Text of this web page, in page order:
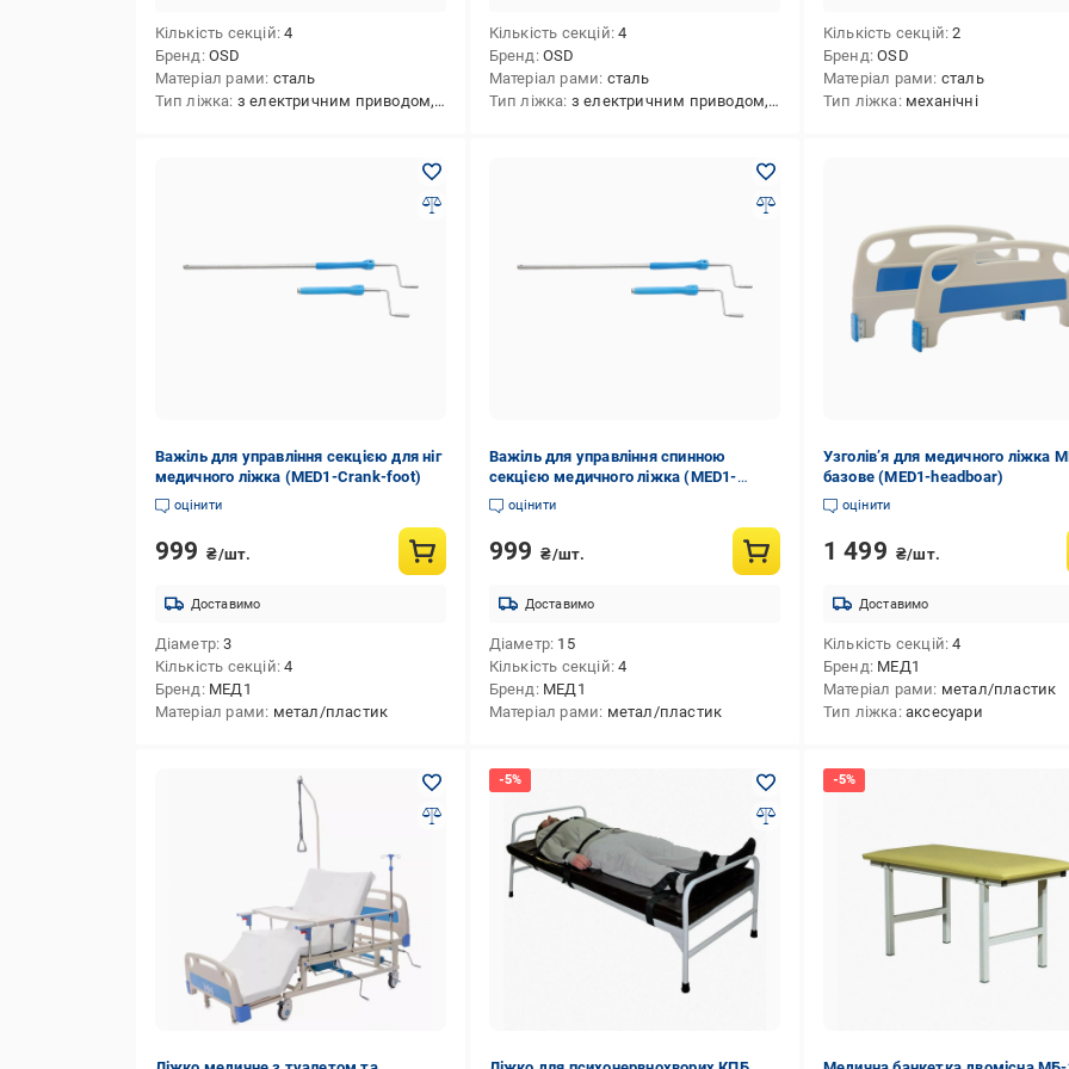
Кількість секцій 4
Бренд OSD
Матеріал рами сталь
Тип ліжка з електричним приводом,функціональні
Кількість секцій 4
Бренд OSD
Матеріал рами сталь
Тип ліжка з електричним приводом,функціональні
Кількість секцій 2
Бренд OSD
Матеріал рами сталь
Тип ліжка механічні
Важіль для управління секцією для ніг
медичного ліжка (MED1-Crank-foot)
оцінити
999 ₴/шт.
Доставимо
Діаметр 3
Кількість секцій 4
Бренд МЕД1
Матеріал рами метал/пластик
Важіль для управління спинною
секцією медичного ліжка (MED1-
Crank-Back)
оцінити
999 ₴/шт.
Доставимо
Діаметр 15
Кількість секцій 4
Бренд МЕД1
Матеріал рами метал/пластик
Узголів’я для медичного ліжка
базове (MED1-headboar)
оцінити
1 499 ₴/шт.
Доставимо
Кількість секцій 4
Бренд МЕД1
Матеріал рами метал/пластик
Тип ліжка аксесуари